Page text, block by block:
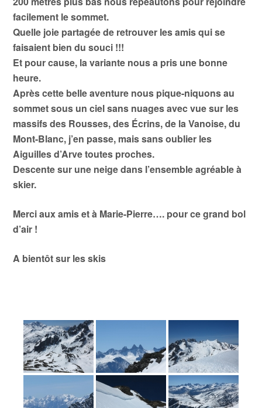
facilement le sommet.
Quelle joie partagée de retrouver les amis qui se
faisaient bien du souci !!!
Et pour cause, la variante nous a pris une bonne
heure.
Après cette belle aventure nous pique-niquons au
sommet sous un ciel sans nuages avec vue sur les
massifs des Rousses, des Écrins, de la Vanoise, du
Mont-Blanc, j’en passe, mais sans oublier les
Aiguilles d’Arve toutes proches.
Descente sur une neige dans l’ensemble agréable à
skier.
Merci aux amis et à Marie-Pierre…. pour ce grand bol
d’air !
A bientôt sur les skis